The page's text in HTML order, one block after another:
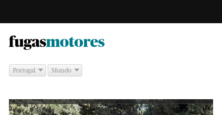
fugas -
motores
Portugal Mundo